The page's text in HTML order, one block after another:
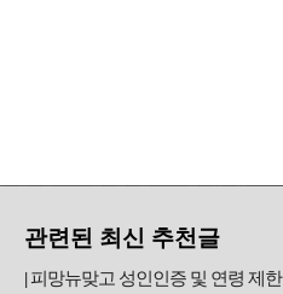
관련된 최신 추천글
피망뉴맞고 성인인증 및 연령 제한